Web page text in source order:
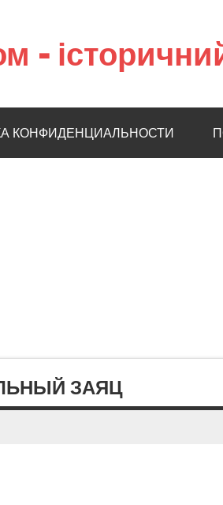
–
КОНФИДЕНЦИАЛЬНОСТИ
ЗАЯЦ